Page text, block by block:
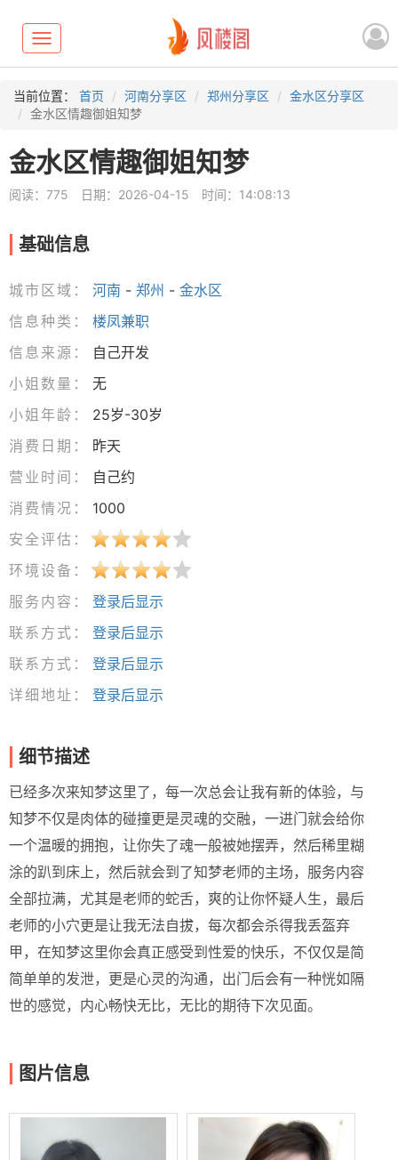
Toggle
navigation
当前位置： 首页 河南分享区 郑州分享区
金水区分享区
金水区情趣御姐知梦
金水区情趣御姐知梦
阅读：775 日期：2026-04-15 时间：14:08:13
基础信息
城市区域： 河南 - 郑州 - 金水区
信息种类：
楼凤兼职
信息来源：
自己开发
小姐数量：
无
小姐年龄：
25岁-30岁
消费日期：
昨天
营业时间：
自己约
消费情况：
1000
安全评估：
环境设备：
服务内容：
登录后显示
联系方式：
登录后显示
联系方式：
登录后显示
详细地址：
登录后显示
细节描述
已经多次来知梦这里了，每一次总会让我有新的体验，与
知梦不仅是肉体的碰撞更是灵魂的交融，一进门就会给你
一个温暖的拥抱，让你失了魂一般被她摆弄，然后稀里糊
涂的趴到床上，然后就会到了知梦老师的主场，服务内容
全部拉满，尤其是老师的蛇舌，爽的让你怀疑人生，最后
老师的小穴更是让我无法自拔，每次都会杀得我丢盔弃
甲，在知梦这里你会真正感受到性爱的快乐，不仅仅是简
简单单的发泄，更是心灵的沟通，出门后会有一种恍如隔
世的感觉，内心畅快无比，无比的期待下次见面。
图片信息